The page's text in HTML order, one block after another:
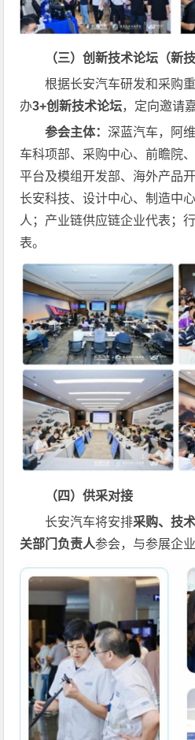
（三）创新技术论坛（新
根据长安汽车研发和采购
办3+创新技术论坛，定向邀请
参会主体：深蓝汽车，阿
车科项部、采购中心、前瞻院
平台及模组开发部、海外产品
长安科技、设计中心、制造中
人；产业链供应链企业代表；
表。
（四）供采对接
长安汽车将安排采购、技
关部门负责人参会，与参展企